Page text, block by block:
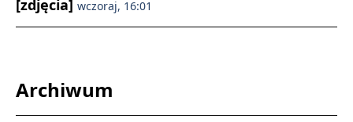
[zdjęcia] wczoraj, 16:01
Archiwum